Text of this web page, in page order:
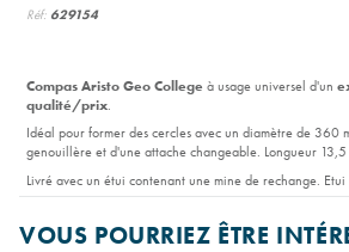
Réf: 629154
Compas Aristo Geo College à usage universel d'un
qualité/prix.
Idéal pour former des cercles avec un diamètre de 360
genouillère et d'une attache changeable. Longueur 13,5
Livré avec un étui contenant une mine de rechange.
protection.
VOUS POURRIEZ ÊTRE